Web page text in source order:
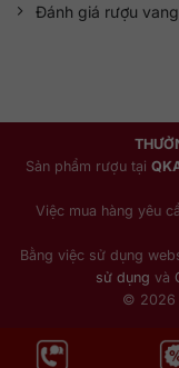
Đánh giá rượu vang
Sản phẩm rượu tại
Việc mua hàng yêu
Bằng việc sử dụng
sử dụng và
© 2026